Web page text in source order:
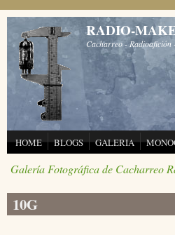
Pasar al contenido principal
RADIO-
Cacharreo -
HOME BLOGS GALERIA
Galería Fotográfica de Cacharreo
10G